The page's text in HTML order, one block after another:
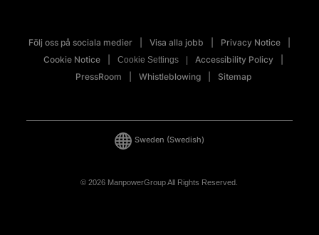
Följ oss på sociala medier Visa alla jobb
Privacy Notice
Cookie Notice
Cookie Settings
Accessibility Policy
PressRoom
Whistleblowing Sitemap
© 2026 ManpowerGroup All Rights Reserved.
Sweden (Swedish)